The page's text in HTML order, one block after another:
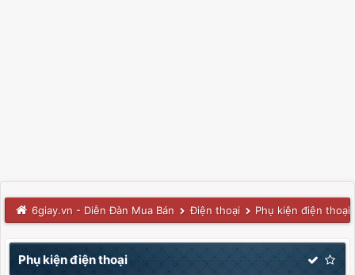
6giay.vn - Diễn Đàn Mua Bán Điện thoại Phụ kiện điện thoại
Phụ kiện điện thoại